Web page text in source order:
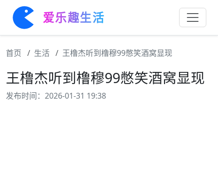
爱乐趣生活
首页 生活 王橹杰听到橹穆99憋笑酒窝显现
王橹杰听到橹穆99憋笑酒窝显现
发布时间：2026-01-31 19:38